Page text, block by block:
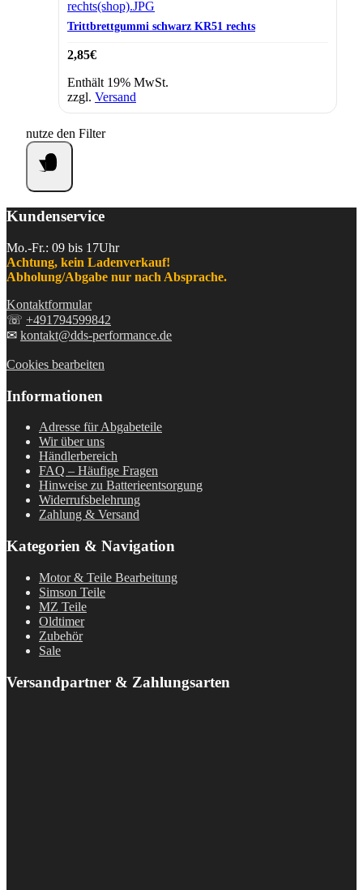
Trittbrettgummi schwarz KR51 rechts
2,85€
Enthält 19% MwSt.
zzgl. Versand
nutze den Filter
Kundenservice
Mo.-Fr.: 09 bis 17Uhr
Achtung, kein Ladenverkauf!
Abholung/Abgabe nur nach Absprache.
Kontaktformular
☏ +491794599842
✉ kontakt@dds-performance.de
Cookies bearbeiten
Informationen
Adresse für Abgabeteile
Wir über uns
Händlerbereich
FAQ – Häufige Fragen
Hinweise zu Batterieentsorgung
Widerrufsbelehrung
Zahlung & Versand
Kategorien & Navigation
Motor & Teile Bearbeitung
Simson Teile
MZ Teile
Oldtimer
Zubehör
Sale
Versandpartner & Zahlungsarten